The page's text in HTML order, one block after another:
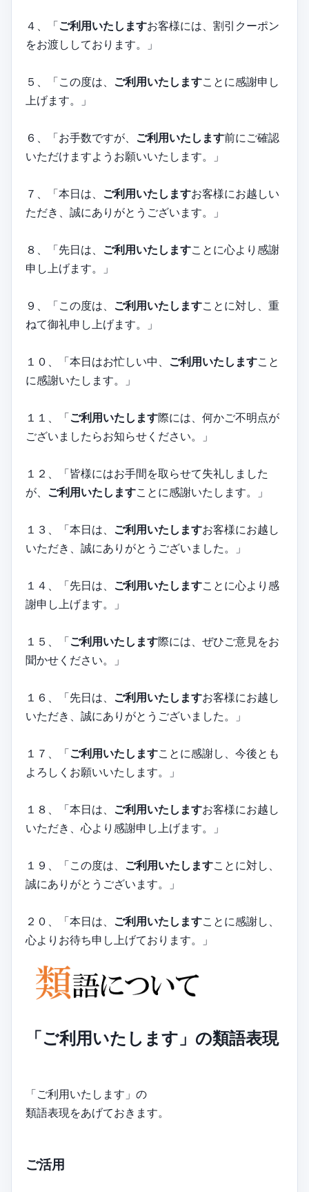
４、「ご利用いたしますお客様には、割引クーポン
をお渡ししております。」
５、「この度は、 ご利用いたしますことに感謝申し
上げます。」
６、「お手数ですが、 ご利用いたします前にご確認
いただけますようお願いいたします。」
７、「本日は、 ご利用いたしますお客様にお越しい
ただき、誠にありがとうございます。」
８、「先日は、 ご利用いたしますことに心より感謝
申し上げます。」
９、「この度は、 ご利用いたしますことに対し、重
ねて御礼申し上げます。」
１０、「本日はお忙しい中、 ご利用いたしますこと
に感謝いたします。」
１１、「ご利用いたします際には、何かご不明点が
ございましたらお知らせください。」
１２、「皆様にはお手間を取らせて失礼しました
が、 ご利用いたしますことに感謝いたします。」
１３、「本日は、 ご利用いたしますお客様にお越し
いただき、誠にありがとうございました。」
１４、「先日は、 ご利用いたしますことに心より感
謝申し上げます。」
１５、「ご利用いたします際には、ぜひご意見をお
聞かせください。」
１６、「先日は、 ご利用いたしますお客様にお越し
いただき、誠にありがとうございました。」
１７、「ご利用いたしますことに感謝し、今後とも
よろしくお願いいたします。」
１８、「本日は、 ご利用いたしますお客様にお越し
いただき、心より感謝申し上げます。」
１９、「この度は、 ご利用いたしますことに対し、
誠にありがとうございます。」
２０、「本日は、 ご利用いたしますことに感謝し、
心よりお待ち申し上げております。」
「ご利用いたします」の類語表現
「ご利用いたします」の
類語表現をあげておきます。
ご活用